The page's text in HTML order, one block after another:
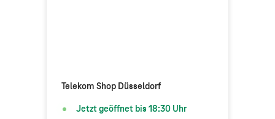
Telekom Shop Düsseldorf
Jetzt geöffnet bis 18:30 Uhr